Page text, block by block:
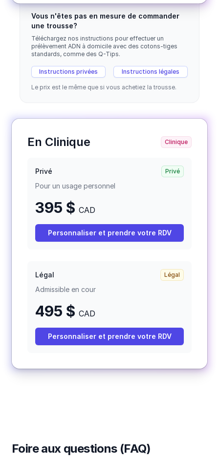
Vous n'êtes pas en mesure de commander
une trousse?
Téléchargez nos instructions pour effectuer un
prélèvement ADN à domicile avec des cotons-tiges
standards, comme des Q-Tips.
Instructions privées Instructions légales
Le prix est le même que si vous achetiez la trousse.
En Clinique Clinique
Privé Privé
Pour un usage personnel
395 $ CAD
Personnaliser et prendre votre RDV
Légal Légal
Admissible en cour
495 $ CAD
Personnaliser et prendre votre RDV
Foire aux questions (FAQ)